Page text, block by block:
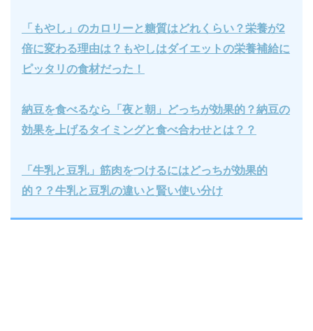
「もやし」のカロリーと糖質はどれくらい？栄養が2
倍に変わる理由は？もやしはダイエットの栄養補給に
ピッタリの食材だった！
納豆を食べるなら「夜と朝」どっちが効果的？納豆の
効果を上げるタイミングと食べ合わせとは？？
「牛乳と豆乳」筋肉をつけるにはどっちが効果的
的？？牛乳と豆乳の違いと賢い使い分け